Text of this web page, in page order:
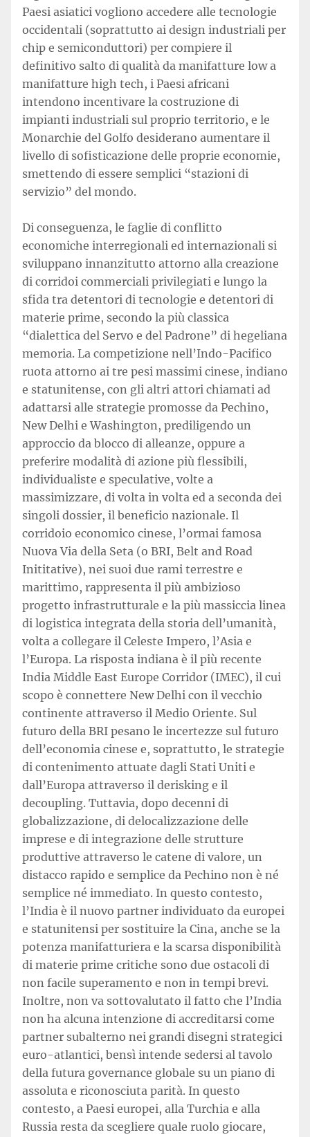
Paesi asiatici vogliono accedere alle tecnologie
occidentali (soprattutto ai design industriali per
chip e semiconduttori) per compiere il
definitivo salto di qualità da manifatture low a
manifatture high tech, i Paesi africani
intendono incentivare la costruzione di
impianti industriali sul proprio territorio, e le
Monarchie del Golfo desiderano aumentare il
livello di sofisticazione delle proprie economie,
smettendo di essere semplici “stazioni di
servizio” del mondo.
Di conseguenza, le faglie di conflitto
economiche interregionali ed internazionali si
sviluppano innanzitutto attorno alla creazione
di corridoi commerciali privilegiati e lungo la
sfida tra detentori di tecnologie e detentori di
materie prime, secondo la più classica
“dialettica del Servo e del Padrone” di hegeliana
memoria. La competizione nell’Indo-Pacifico
ruota attorno ai tre pesi massimi cinese, indiano
e statunitense, con gli altri attori chiamati ad
adattarsi alle strategie promosse da Pechino,
New Delhi e Washington, prediligendo un
approccio da blocco di alleanze, oppure a
preferire modalità di azione più flessibili,
individualiste e speculative, volte a
massimizzare, di volta in volta ed a seconda dei
singoli dossier, il beneficio nazionale. Il
corridoio economico cinese, l’ormai famosa
Nuova Via della Seta (o BRI, Belt and Road
Inititative), nei suoi due rami terrestre e
marittimo, rappresenta il più ambizioso
progetto infrastrutturale e la più massiccia linea
di logistica integrata della storia dell’umanità,
volta a collegare il Celeste Impero, l’Asia e
l’Europa. La risposta indiana è il più recente
India Middle East Europe Corridor (IMEC), il cui
scopo è connettere New Delhi con il vecchio
continente attraverso il Medio Oriente. Sul
futuro della BRI pesano le incertezze sul futuro
dell’economia cinese e, soprattutto, le strategie
di contenimento attuate dagli Stati Uniti e
dall’Europa attraverso il derisking e il
decoupling. Tuttavia, dopo decenni di
globalizzazione, di delocalizzazione delle
imprese e di integrazione delle strutture
produttive attraverso le catene di valore, un
distacco rapido e semplice da Pechino non è né
semplice né immediato. In questo contesto,
l’India è il nuovo partner individuato da europei
e statunitensi per sostituire la Cina, anche se la
potenza manifatturiera e la scarsa disponibilità
di materie prime critiche sono due ostacoli di
non facile superamento e non in tempi brevi.
Inoltre, non va sottovalutato il fatto che l’India
non ha alcuna intenzione di accreditarsi come
partner subalterno nei grandi disegni strategici
euro-atlantici, bensì intende sedersi al tavolo
della futura governance globale su un piano di
assoluta e riconosciuta parità. In questo
contesto, a Paesi europei, alla Turchia e alla
Russia resta da scegliere quale ruolo giocare,